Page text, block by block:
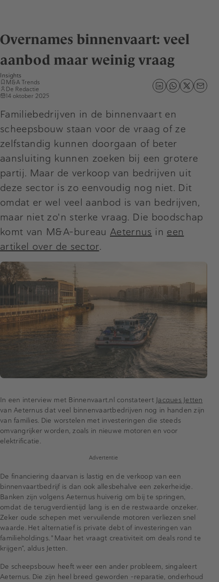
Overnames binnenvaart: veel
aanbod maar weinig vraag
Insights
M&A Trends
De Redactie
14 oktober 2025
Familiebedrijven in de binnenvaart en
scheepsbouw staan voor de vraag of ze
zelfstandig kunnen doorgaan of beter
aansluiting kunnen zoeken bij een grotere
partij. Maar de verkoop van bedrijven uit
deze sector is zo eenvoudig nog niet. Dit
omdat er wel veel aanbod is van bedrijven,
maar niet zo'n sterke vraag. Die boodschap
komt van M&A-bureauAeternus in een
artikel over de sector.
In een interview met Binnenvaart.nl constateert Jacques Jetten
van Aeternus dat veel binnenvaartbedrijven nog in handen zijn
van families. Die worstelen met investeringen die steeds
omvangrijker worden, zoals in nieuwe motoren en voor
elektrificatie.
Advertentie
De financiering daarvan is lastig en de verkoop van een
binnenvaartbedrijf is dan ook allesbehalve een zekerheidje.
Banken zijn volgens Aeternus huiverig om bij te springen,
omdat de terugverdientijd lang is en de restwaarde onzeker.
Zeker oude schepen met vervuilende motoren verliezen snel
waarde. Het alternatief is private debt of investeringen van
familieholdings. "Maar het vraagt creativiteit om deals rond te
krijgen”, aldus Jetten.
De scheepsbouw heeft weer een ander probleem, singaleert
Aeternus. Die zijn heel breed geworden -reparatie, onderhoud